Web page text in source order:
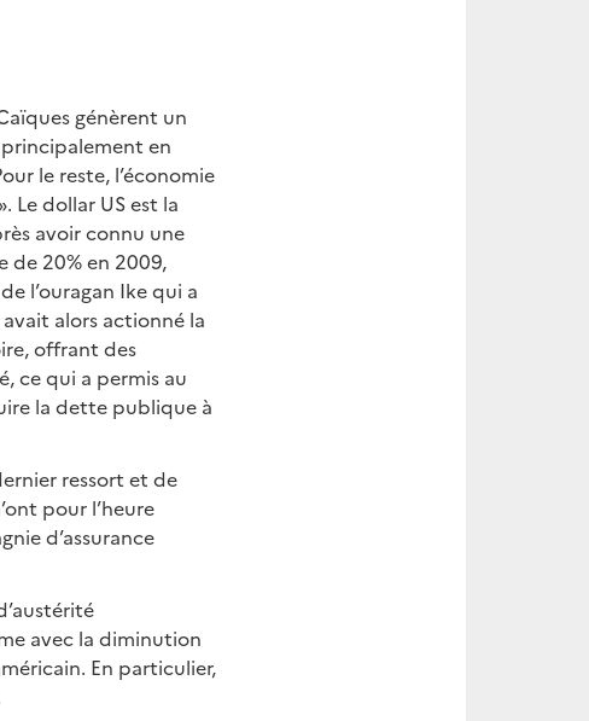
génèrent un
principalement en
le reste, l’économie
Le dollar US est la
avoir connu une
de 20% en 2009,
l’ouragan Ike qui a
alors actionné la
offrant des
ce qui a permis au
la dette publique à
ressort et de
pour l’heure
d’assurance
avec la diminution
En particulier,